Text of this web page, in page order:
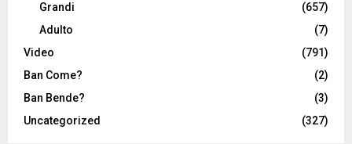
Grandi
(657)
Adulto
(7)
Video
(791)
Ban Come?
(2)
Ban Bende?
(3)
Uncategorized
(327)